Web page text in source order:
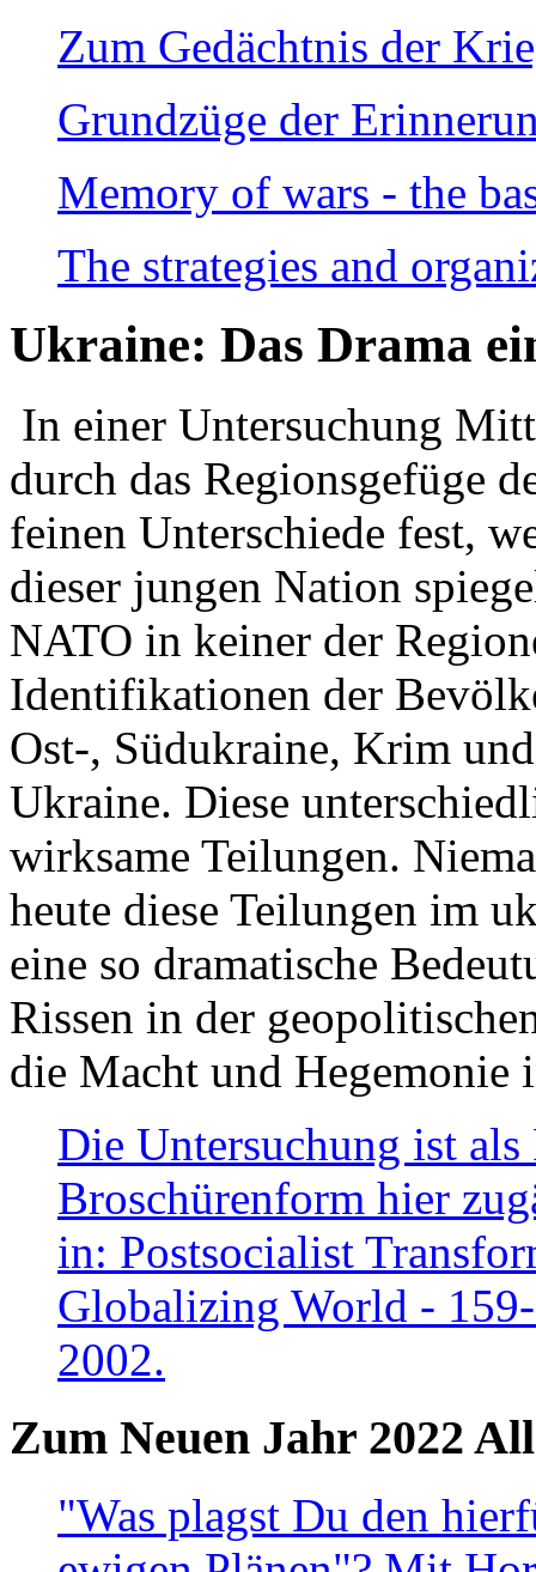
Zum Gedächtnis der
Grundzüge der
Memory of wars - the
The strategies and
Ukraine: Das Drama
In einer Untersuchung
durch das Regionsgefüge
feinen Unterschiede fest,
dieser jungen Nation
NATO in keiner der
Identifikationen der
Ost-, Südukraine, Krim
Ukraine. Diese
wirksame Teilungen.
heute diese Teilungen im
eine so dramatische
Rissen in der
die Macht und Hegemonie
Die Untersuchung ist
Broschürenform hier
in: Postsocialist
Globalizing World -
2002.
Zum Neuen Jahr 2022
"Was plagst Du den